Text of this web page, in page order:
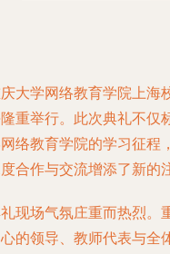
大学网络教育学院上海
重举行。此次典礼不仅
络教育学院的学习征程
合作与交流增添了新的
现场气氛庄重而热烈。
的领导、教师代表与全